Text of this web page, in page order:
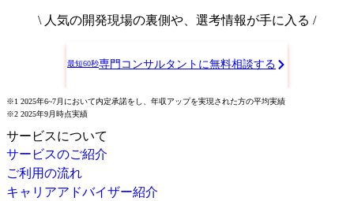
\ 人気の開発現場の裏側や、選考情報が手に入る /
最短60秒専門コンサルタントに無料相談する
※1 2025年6~7月において内定承諾をし、年収アップを実現された方の平均実績
※2 2025年9月時点実績
サービスについて
サービスのご紹介
ご利用の流れ
キャリアアドバイザー紹介